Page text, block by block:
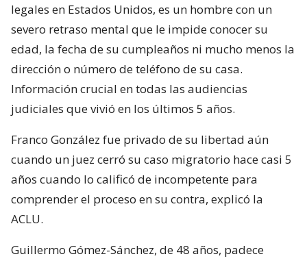
legales en Estados Unidos, es un hombre con un
severo retraso mental que le impide conocer su
edad, la fecha de su cumpleaños ni mucho menos la
dirección o número de teléfono de su casa.
Información crucial en todas las audiencias
judiciales que vivió en los últimos 5 años.
Franco González fue privado de su libertad aún
cuando un juez cerró su caso migratorio hace casi 5
años cuando lo calificó de incompetente para
comprender el proceso en su contra, explicó la
ACLU.
Guillermo Gómez-Sánchez, de 48 años, padece